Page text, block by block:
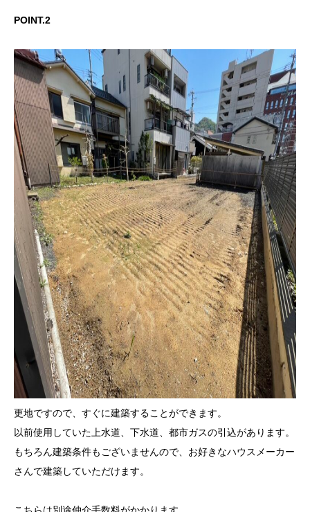
POINT.2
更地ですので、すぐに建築することができます。
以前使用していた上水道、下水道、都市ガスの引込があります。
もちろん建築条件もございませんので、お好きなハウスメーカー
さんで建築していただけます。